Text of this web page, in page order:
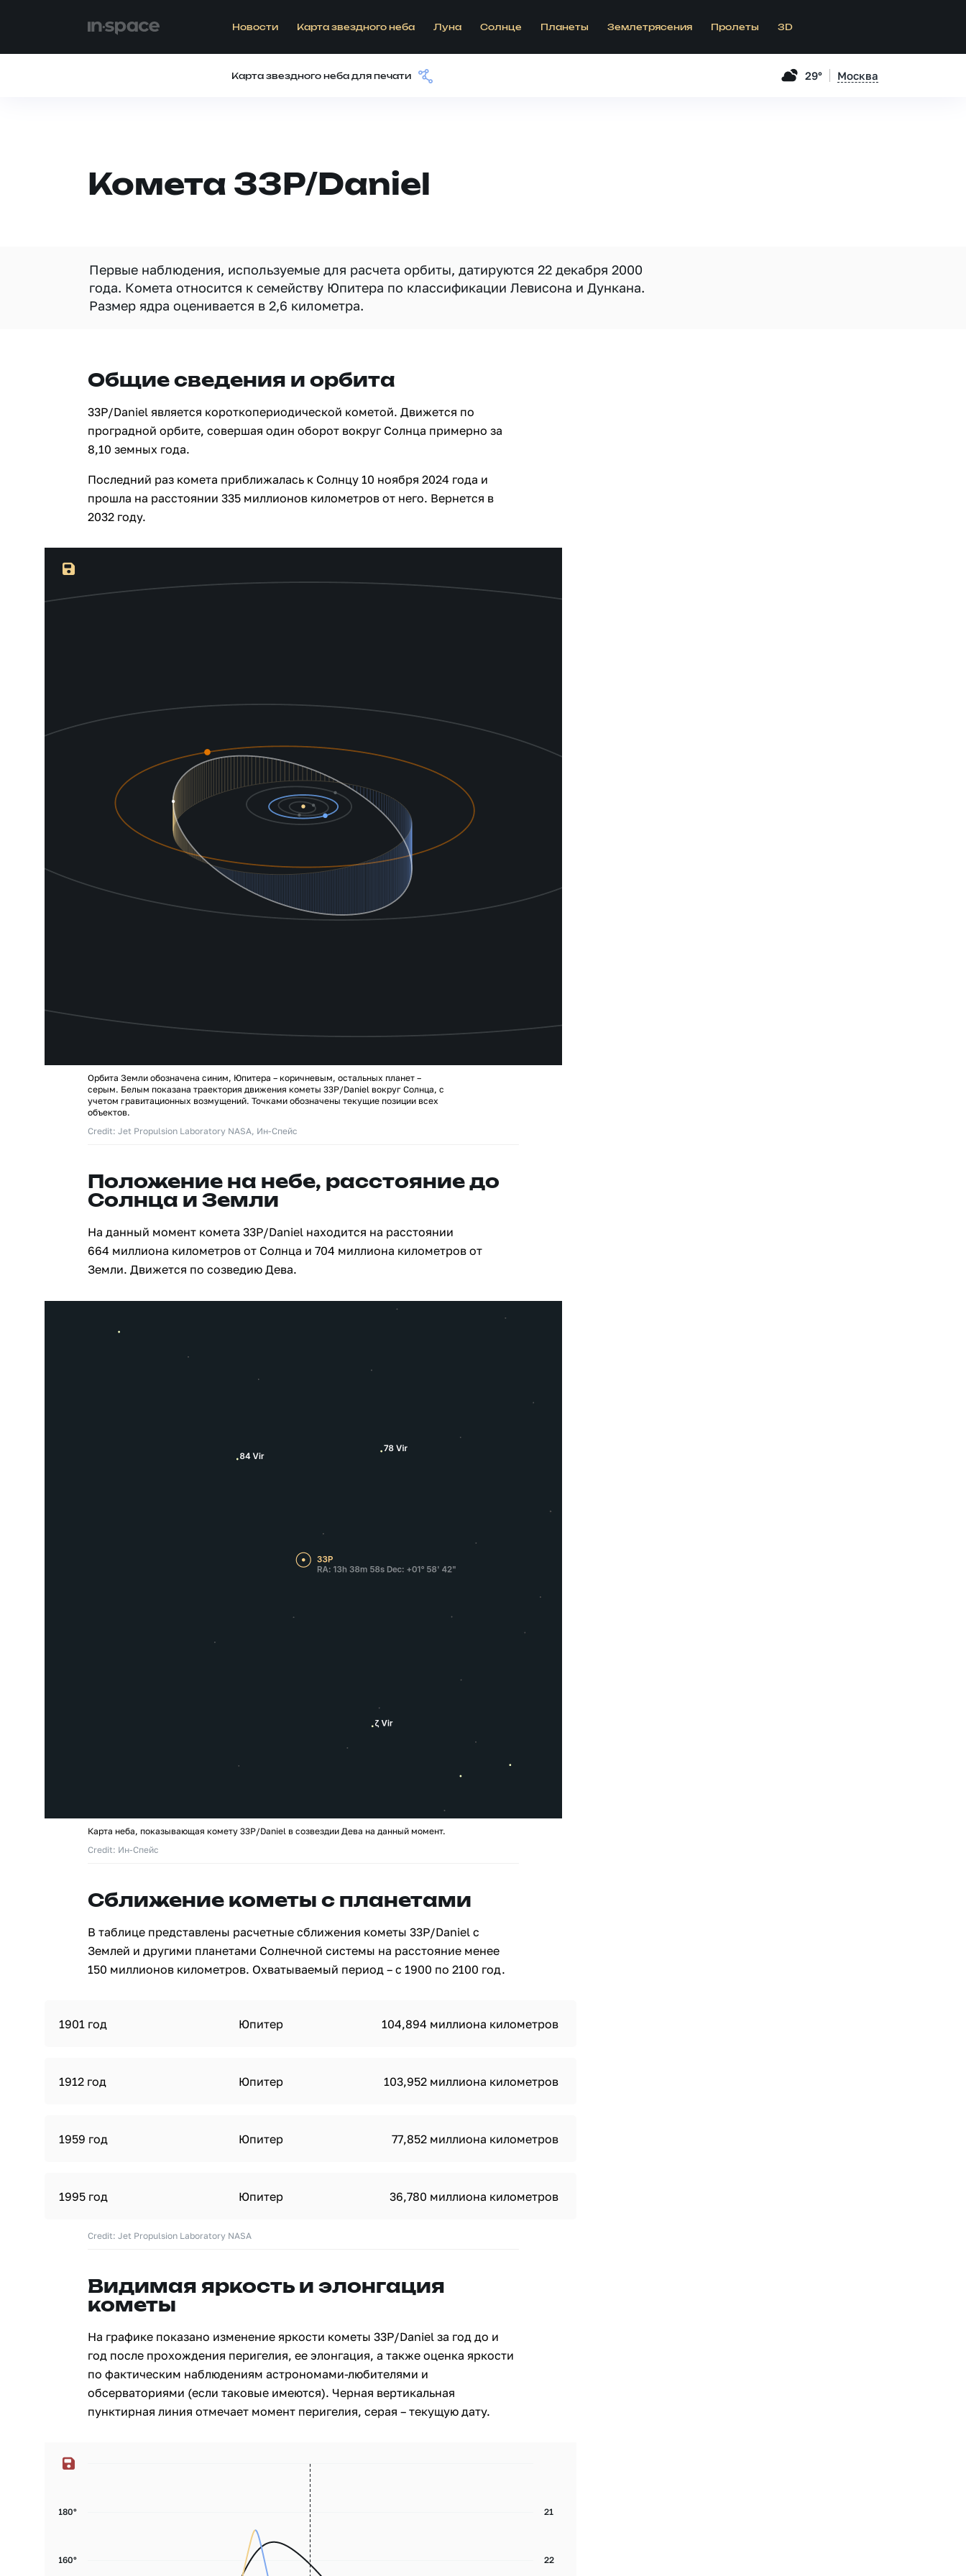
Новости Карта звездного неба Луна Солнце Планеты Землетрясения Пролеты 3D
Карта звездного неба для печати 29° Москва
Комета 33P/Daniel
Первые наблюдения, используемые для расчета орбиты, датируются 22 декабря 2000
года. Комета относится к семейству Юпитера по классификации Левисона и Дункана.
Размер ядра оценивается в 2,6 километра.
Общие сведения и орбита
33P/Daniel является короткопериодической кометой. Движется по
проградной орбите, совершая один оборот вокруг Солнца примерно за
8,10 земных года.
Последний раз комета приближалась к Солнцу 10 ноября 2024 года и
прошла на расстоянии 335 миллионов километров от него. Вернется в
2032 году.
Орбита Земли обозначена синим, Юпитера – коричневым, остальных планет –
серым. Белым показана траектория движения кометы 33P/Daniel вокруг Солнца, с
учетом гравитационных возмущений. Точками обозначены текущие позиции всех
объектов.
Credit: Jet Propulsion Laboratory NASA, Ин-Спейс
Положение на небе, расстояние до
Солнца и Земли
На данный момент комета 33P/Daniel находится на расстоянии
664 миллиона километров от Солнца и 704 миллиона километров от
Земли. Движется по созведию Дева.
Карта неба, показывающая комету 33P/Daniel в созвездии Дева на данный момент.
Credit: Ин-Спейс
Сближение кометы с планетами
В таблице представлены расчетные сближения кометы 33P/Daniel с
Землей и другими планетами Солнечной системы на расстояние менее
150 миллионов километров. Охватываемый период – с 1900 по 2100 год.
1901 год Юпитер 104,894 миллиона километров
1912 год Юпитер 103,952 миллиона километров
1959 год Юпитер 77,852 миллиона километров
1995 год Юпитер 36,780 миллиона километров
Credit: Jet Propulsion Laboratory NASA
Видимая яркость и элонгация
кометы
На графике показано изменение яркости кометы 33P/Daniel за год до и
год после прохождения перигелия, ее элонгация, а также оценка яркости
по фактическим наблюдениям астрономами-любителями и
обсерваториями (если таковые имеются). Черная вертикальная
пунктирная линия отмечает момент перигелия, серая – текущую дату.
21
22
160°
180°